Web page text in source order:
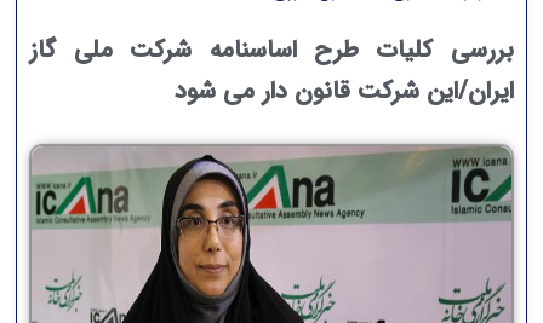
بررسی کلیات طرح اساسنامه شرکت ملی گاز
ایران/این شرکت قانون دار می شود